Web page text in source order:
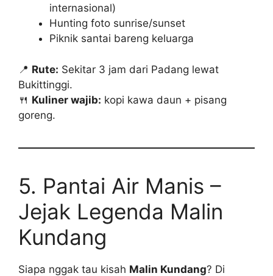
internasional)
Hunting foto sunrise/sunset
Piknik santai bareng keluarga
📍 Rute: Sekitar 3 jam dari Padang lewat
Bukittinggi.
🍴 Kuliner wajib: kopi kawa daun + pisang
goreng.
5. Pantai Air Manis –
Jejak Legenda Malin
Kundang
Siapa nggak tau kisah Malin Kundang? Di